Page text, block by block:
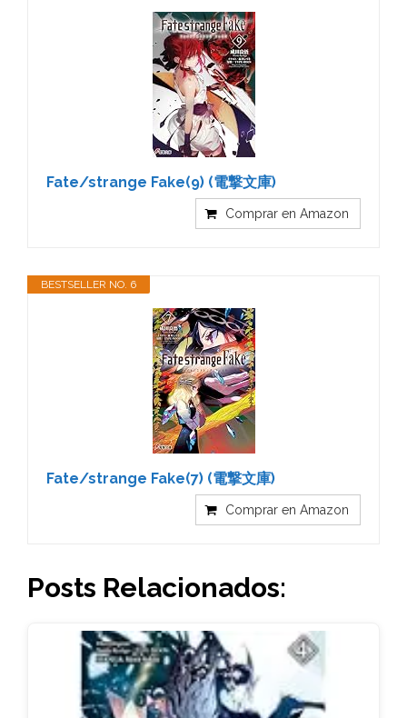
Fate/strange Fake(9) (電撃文庫)
Comprar en Amazon
BESTSELLER NO. 6
Fate/strange Fake(7) (電撃文庫)
Comprar en Amazon
Posts Relacionados: